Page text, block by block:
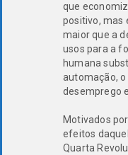
que
positivo, mas
maior que a
usos para a
humana
automação,
desemprego
Motivados
efeitos
Quarta